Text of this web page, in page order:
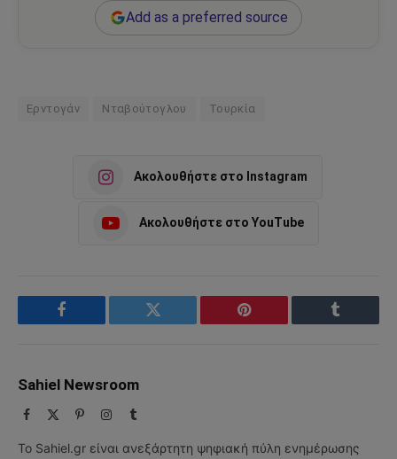
Add as a preferred source
Ερντογάν Νταβούτογλου Τουρκία
Ακολουθήστε στο Instagram
Ακολουθήστε στο YouTube
Facebook Twitter Pinterest Tumblr
Sahiel Newsroom
Facebook PinterestInstagram
Tumblr
Το Sahiel.gr είναι ανεξάρτητη ψηφιακή πύλη ενημέρωσης